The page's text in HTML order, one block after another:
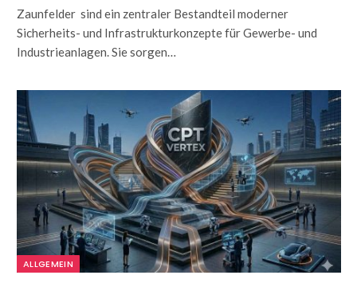
Zaunfelder sind ein zentraler Bestandteil moderner
Sicherheits- und Infrastrukturkonzepte für Gewerbe- und
Industrieanlagen. Sie sorgen…
ALLGEMEIN